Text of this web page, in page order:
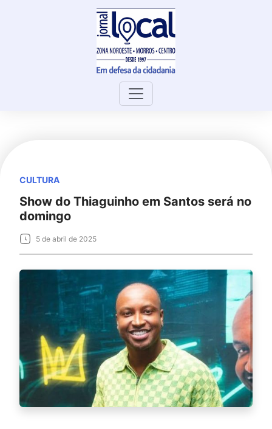
CULTURA
Show do Thiaguinho em Santos será no
domingo
5 de abril de 2025